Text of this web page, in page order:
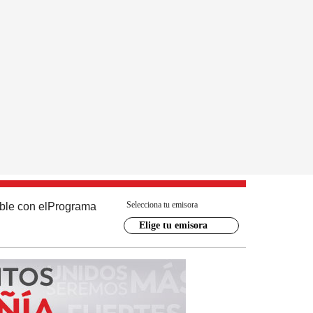
con el Programa Selecciona tu emisora
Elige tu emisora